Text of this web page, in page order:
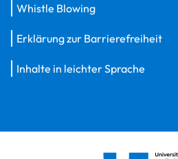
Whistle Blowing
Erklärung zur Barrierefreiheit
Inhalte in leichter Sprache